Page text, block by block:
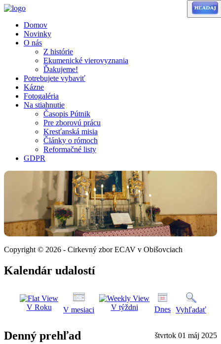
Domov
Novinky
O nás
Z histórie
Ekumenické vierovyznania
Ďakujeme!
Potrebujete vybaviť
Kázne
Fotogaléria
Na stiahnutie
Časopis Pútnik
Pre zborovú prácu
Kresťanská misia
Články o rómoch
Reformačné listy
GDPR
Copyright © 2026 - Cirkevný zbor ECAV v Obišovciach
Kalendár udalostí
V Roku V mesiaci V týždni Dnes Vyhľadať
Denný prehľad štvrtok 01 máj 2025